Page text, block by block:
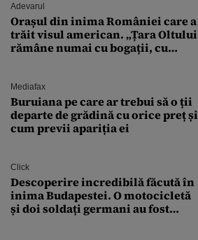
Adevarul
Orașul din inima României care a
trăit visul american. „Țara Oltului
rămâne numai cu bogații, cu
Mediafax
Buruiana pe care ar trebui să o ții
departe de grădină cu orice preț și
cum previi apariția ei
Click
Descoperire incredibilă făcută în
inima Budapestei. O motocicletă
și doi soldați germani au fost